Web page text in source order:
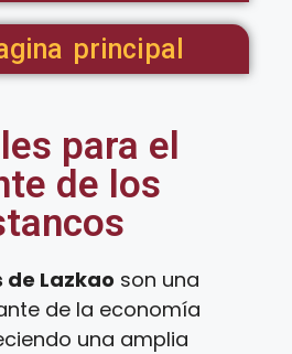
principal
para el
de los
Lazkao son una
de la economía
una amplia